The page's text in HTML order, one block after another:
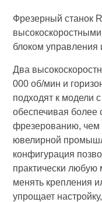
Фрезерный станок
блоком
Два
000 об/мин и
подходят к модели
обеспечивая более
фрезерованию, чем
ювелирной
конфигурация
практически любую
менять крепления
упрощает